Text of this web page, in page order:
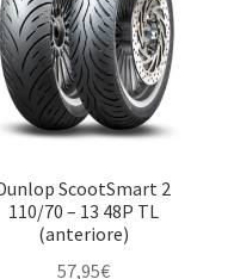
ScootSmart 2
110/70 – 13 48P TL
(anteriore)
57,95€